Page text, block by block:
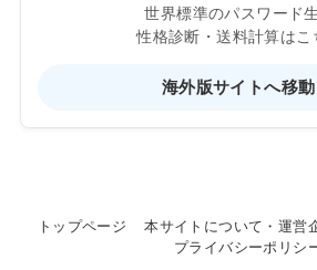
世界標準のパスワード
性格診断・送料計算はこ
海外版サイトへ移
トップページ 本サイトについて・運営
プライバシーポリシ